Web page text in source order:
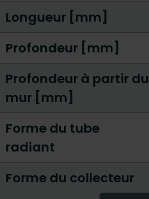
Longueur [mm]
Profondeur [mm]
Profondeur à partir du
mur [mm]
Forme du tube
radiant
Forme du collecteur